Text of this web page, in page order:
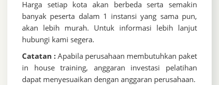
Harga setiap kota akan berbeda serta semakin
banyak peserta dalam 1 instansi yang sama pun,
akan lebih murah. Untuk informasi lebih lanjut
hubungi kami segera.
Catatan : Apabila perusahaan membutuhkan paket
in house training, anggaran investasi pelatihan
dapat menyesuaikan dengan anggaran perusahaan.